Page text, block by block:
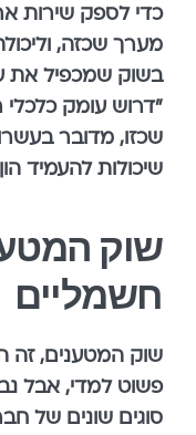
כדי לספק שירות
מערך שכזה,
בשוק שמכפיל את
"דרוש עומק כלכלי
שכזו, מדובר
שיכולות להעמיד
שוק
חשמליים
שוק המטענים, זה
פשוט למדי, אבל
סוגים שונים של